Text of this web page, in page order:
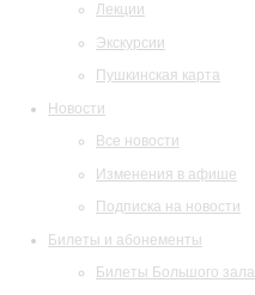
Лекции
Экскурсии
Пушкинская карта
Новости
Все новости
Изменения в афише
Подписка на новости
Билеты и абонементы
Билеты Большого зала